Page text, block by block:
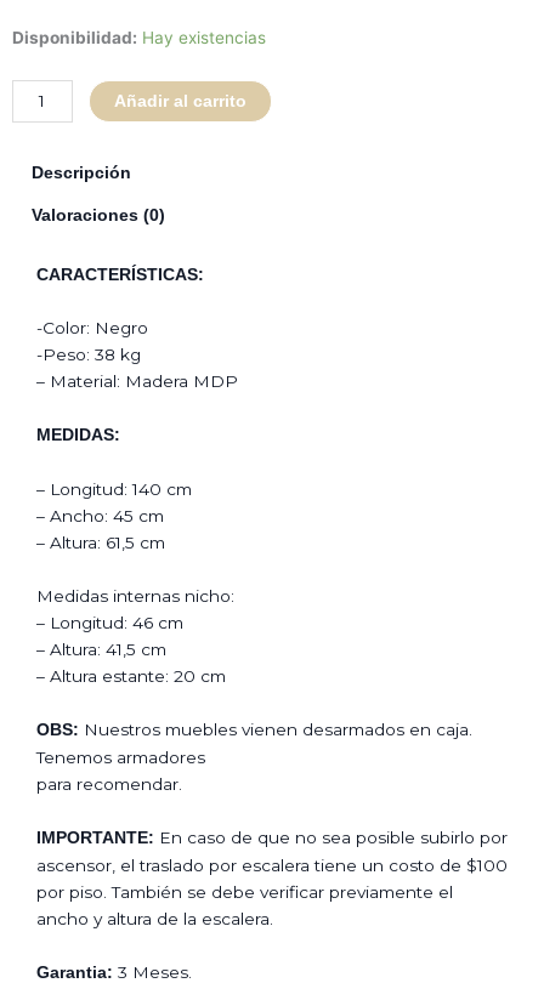
Disponibilidad: Hay existencias
Rack
Negro
Añadir al carrito
Descripción
Valoraciones (0)
CARACTERÍSTICAS:
-Color: Negro
-Peso: 38 kg
– Material: Madera MDP
MEDIDAS:
– Longitud: 140 cm
– Ancho: 45 cm
– Altura: 61,5 cm
Medidas internas nicho:
– Longitud: 46 cm
– Altura: 41,5 cm
– Altura estante: 20 cm
OBS: Nuestros muebles vienen desarmados en caja.
Tenemos armadores
para recomendar.
IMPORTANTE: En caso de que no sea posible subirlo por
ascensor, el traslado por escalera tiene un costo de $100
por piso. También se debe verificar previamente el
ancho y altura de la escalera.
Garantia: 3 Meses.